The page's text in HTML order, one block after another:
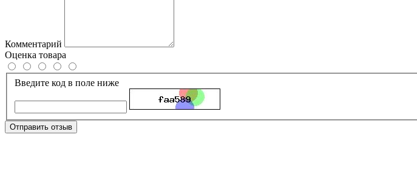
Комментарий
Оценка товара
Введите код в поле ниже
Отправить отзыв